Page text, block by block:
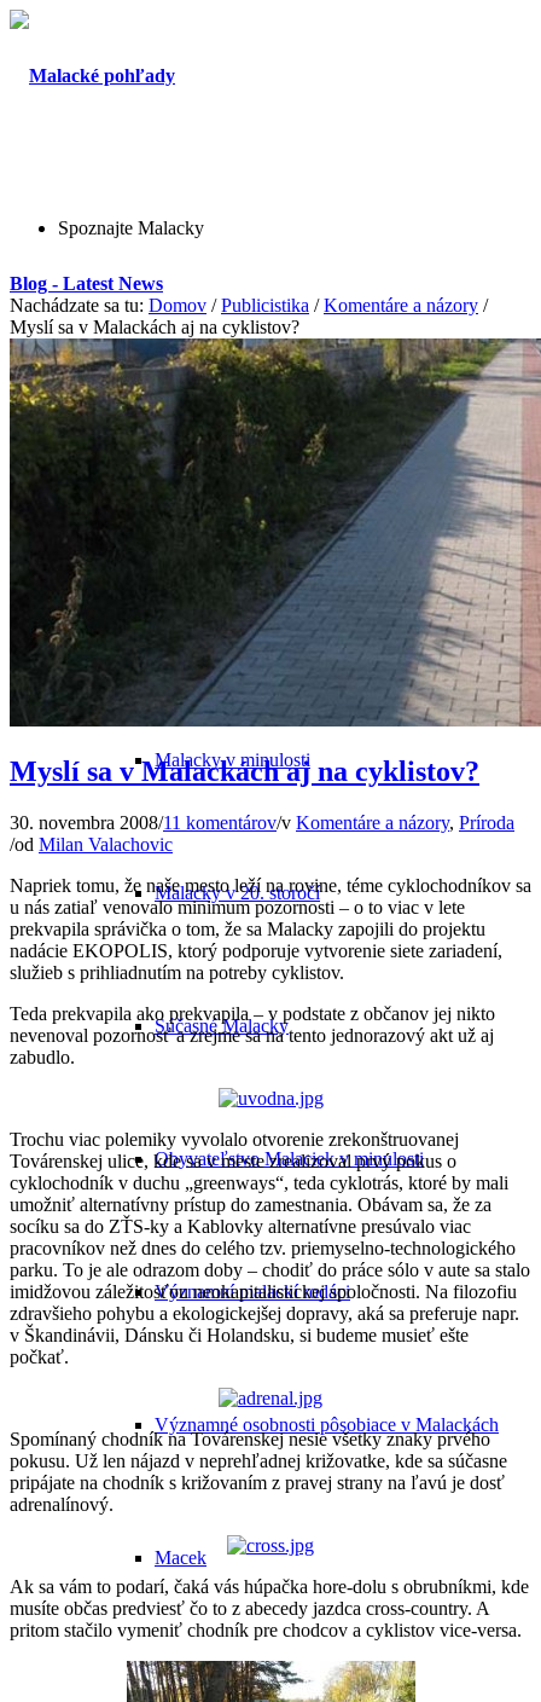
Spoznajte Malacky
O Malackách
Odkiaľ pochádza názov mesta
Malacky v minulosti
Malacky v 20. storočí
Súčasné Malacky
Obyvateľstvo Malaciek v minulosti
Významní malackí rodáci
Významné osobnosti pôsobiace v Malackách
Macek
Legendy a záhady Malaciek
Blog - Latest News
Nachádzate sa tu: Domov / Publicistika / Komentáre a názory /
Myslí sa v Malackách aj na cyklistov?
Myslí sa v Malackách aj na cyklistov?
30. novembra 2008/11 komentárov/v Komentáre a názory, Príroda
/od Milan Valachovic
Napriek tomu, že naše mesto leží na rovine, téme cyklochodníkov sa
u nás zatiaľ venovalo minimum pozornosti – o to viac v lete
prekvapila správička o tom, že sa Malacky zapojili do projektu
nadácie EKOPOLIS, ktorý podporuje vytvorenie siete zariadení,
služieb s prihliadnutím na potreby cyklistov.
Teda prekvapila ako prekvapila – v podstate z občanov jej nikto
nevenoval pozornosť a zrejme sa na tento jednorazový akt už aj
zabudlo.
Trochu viac polemiky vyvolalo otvorenie zrekonštruovanej
Továrenskej ulice, kde sa v meste zrealizoval prvý pokus o
cyklochodník v duchu „greenways“, teda cyklotrás, ktoré by mali
umožniť alternatívny prístup do zamestnania. Obávam sa, že za
socíku sa do ZŤS-ky a Kablovky alternatívne presúvalo viac
pracovníkov než dnes do celého tzv. priemyselno-technologického
parku. To je ale odrazom doby – chodiť do práce sólo v aute sa stalo
imidžovou záležitosťou neokapitalistickej spoločnosti. Na filozofiu
zdravšieho pohybu a ekologickejšej dopravy, aká sa preferuje napr.
v Škandinávii, Dánsku či Holandsku, si budeme musieť ešte
počkať.
Spomínaný chodník na Továrenskej nesie všetky znaky prvého
pokusu. Už len nájazd v neprehľadnej križovatke, kde sa súčasne
pripájate na chodník s križovaním z pravej strany na ľavú je dosť
adrenalínový.
Ak sa vám to podarí, čaká vás húpačka hore-dolu s obrubníkmi, kde
musíte občas predviesť čo to z abecedy jazdca cross-country. A
pritom stačilo vymeniť chodník pre chodcov a cyklistov vice-versa.